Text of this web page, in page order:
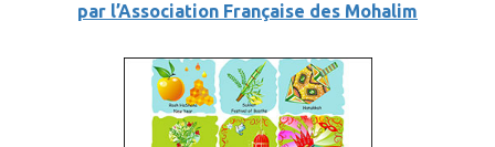
par l’Association Française des Mohalim